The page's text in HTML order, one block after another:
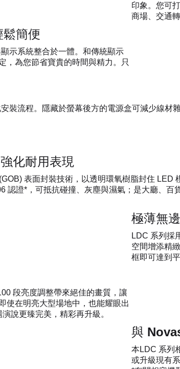
印象。您可
商場、交通
簡便
示系統整合於一體。和傳統顯示
，為您節省寶貴的時間與精力。只
裝流程。隱藏於螢幕後方的電源盒可減少線
化耐用表現​​
表面封裝技術，以透明環氧樹脂封住
認證*，可抵抗碰撞、灰塵與濕氣；是大廳、百
極薄無
LDC 系列採
空間增添精
框即可達到
段亮度調整帶來絕佳的畫質，讓
使在明亮大型場地中，也能耀眼出
說更臻完美，精彩再升級。​
與
本LDC 系列
或升級現有